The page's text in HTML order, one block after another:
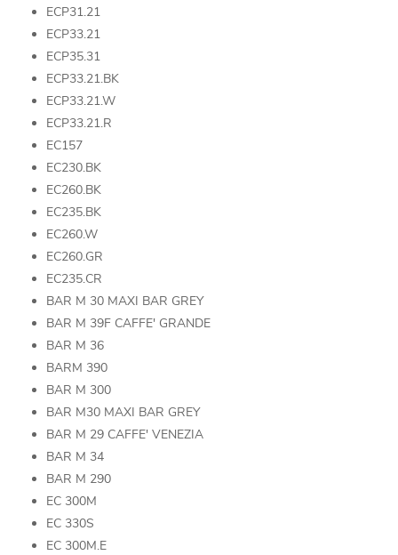
ECP31.21
ECP33.21
ECP35.31
ECP33.21.BK
ECP33.21.W
ECP33.21.R
EC157
EC230.BK
EC260.BK
EC235.BK
EC260.W
EC260.GR
EC235.CR
BAR M 30 MAXI BAR GREY
BAR M 39F CAFFE' GRANDE
BAR M 36
BARM 390
BAR M 300
BAR M30 MAXI BAR GREY
BAR M 29 CAFFE' VENEZIA
BAR M 34
BAR M 290
EC 300M
EC 330S
EC 300M.E